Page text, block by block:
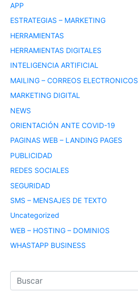
APP
ESTRATEGIAS – MARKETING
HERRAMIENTAS
HERRAMIENTAS DIGITALES
INTELIGENCIA ARTIFICIAL
MAILING – CORREOS ELECTRONICOS
MARKETING DIGITAL
NEWS
ORIENTACIÓN ANTE COVID-19
PAGINAS WEB – LANDING PAGES
PUBLICIDAD
REDES SOCIALES
SEGURIDAD
SMS – MENSAJES DE TEXTO
Uncategorized
WEB – HOSTING – DOMINIOS
WHASTAPP BUSINESS